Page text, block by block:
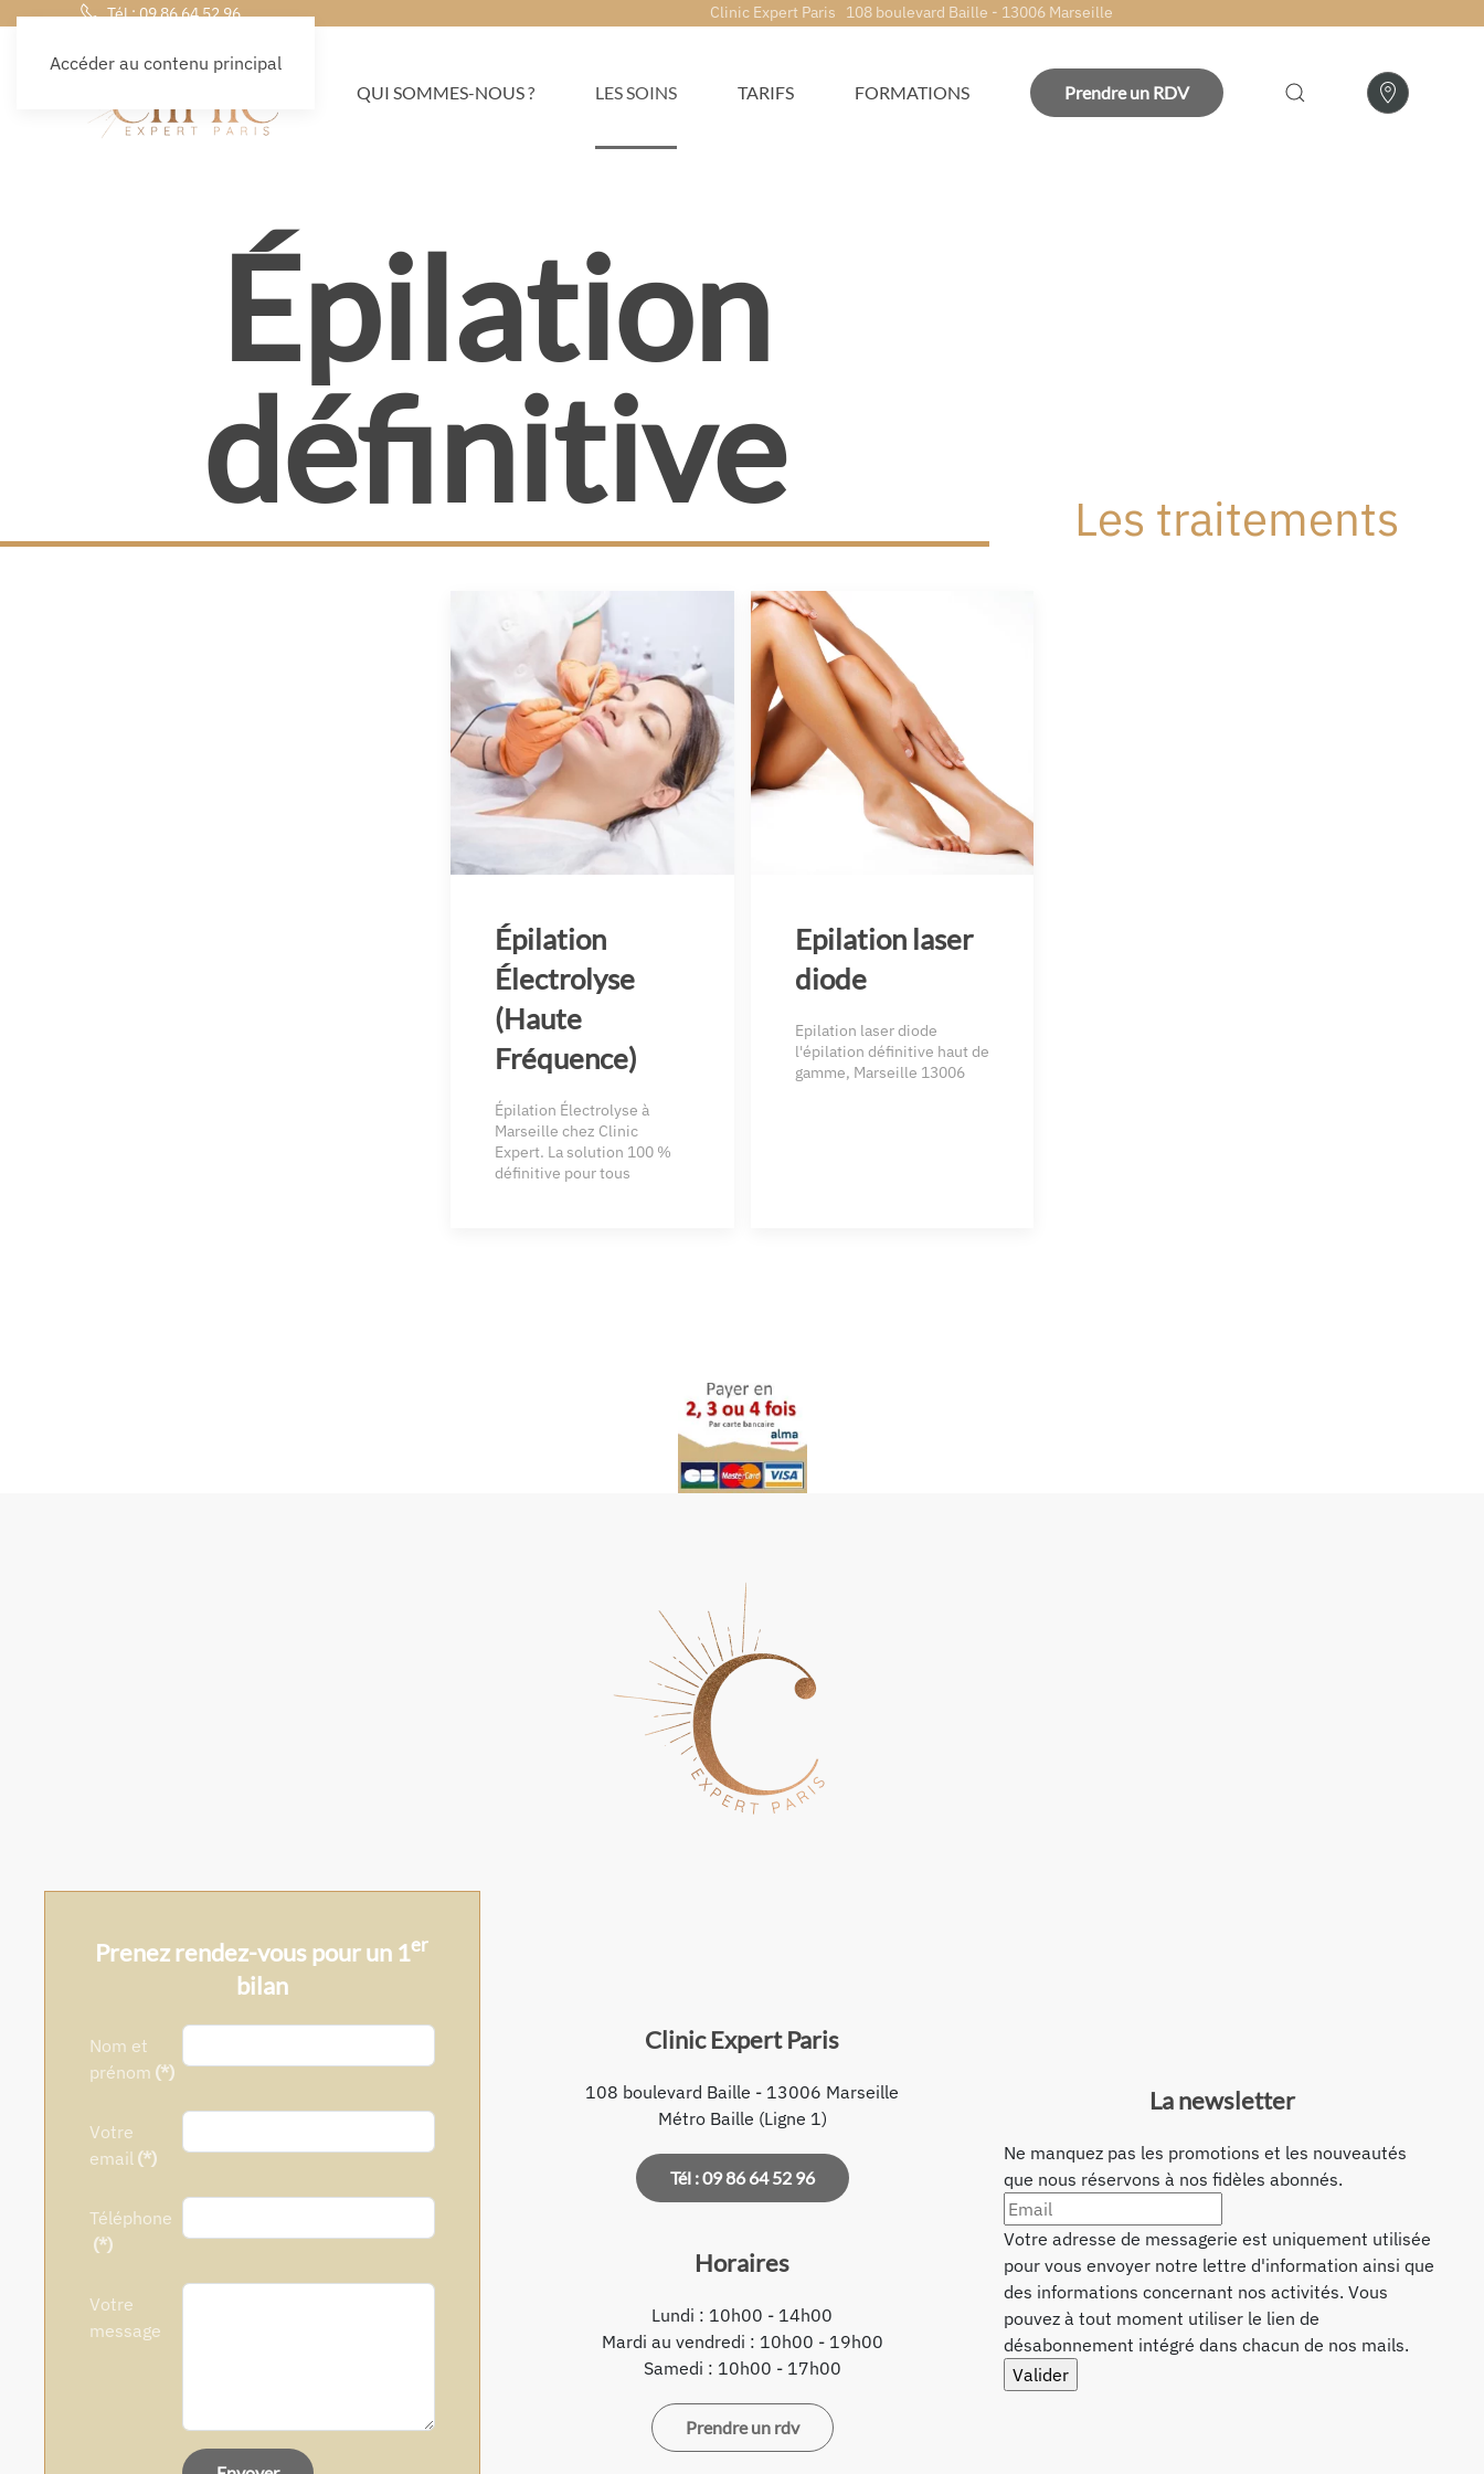
Accéder au contenu principal
Tél : 09 86 64 52 96 Clinic Expert Paris 108 boulevard Baille - 13006 Marseille
QUI SOMMES-NOUS ? LES SOINS TARIFS FORMATIONS Prendre un RDV
Épilation
définitive
Les traitements
Épilation
Électrolyse
(Haute
Fréquence)
Épilation Électrolyse à
Marseille chez Clinic
Expert. La solution 100 %
définitive pour tous
Epilation laser
diode
Epilation laser diode
l'épilation définitive haut de
gamme, Marseille 13006
Prenez rendez-vous pour un 1er
bilan
Nom et
prénom (*)
Votre
email (*)
Téléphone
(*)
Votre
message
Clinic Expert Paris
108 boulevard Baille - 13006 Marseille
Métro Baille (Ligne 1)
Tél : 09 86 64 52 96
Horaires
Lundi : 10h00 - 14h00
Mardi au vendredi : 10h00 - 19h00
Samedi : 10h00 - 17h00
Prendre un rdv
La newsletter
Ne manquez pas les promotions et les nouveautés
que nous réservons à nos fidèles abonnés.
Votre adresse de messagerie est uniquement utilisée
pour vous envoyer notre lettre d'information ainsi que
des informations concernant nos activités. Vous
pouvez à tout moment utiliser le lien de
désabonnement intégré dans chacun de nos mails.